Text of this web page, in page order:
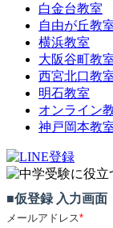
白金台教室
自由が丘教
横浜教室
大阪谷町教
西宮北口教
明石教室
オンライン
神戸岡本教